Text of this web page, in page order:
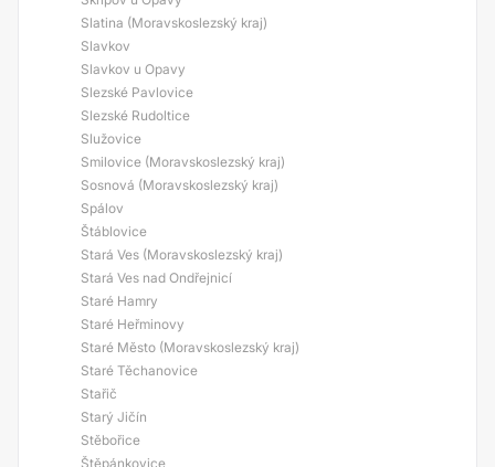
Slatina (Moravskoslezský kraj)
Slavkov
Slavkov u Opavy
Slezské Pavlovice
Slezské Rudoltice
Služovice
Smilovice (Moravskoslezský kraj)
Sosnová (Moravskoslezský kraj)
Spálov
Štáblovice
Stará Ves (Moravskoslezský kraj)
Stará Ves nad Ondřejnicí
Staré Hamry
Staré Heřminovy
Staré Město (Moravskoslezský kraj)
Staré Těchanovice
Stařič
Starý Jičín
Stěbořice
Štěpánkovice